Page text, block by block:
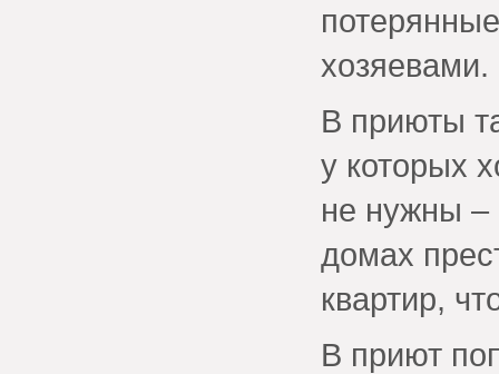
хозяевами.
В приюты
у которых
не нужны –
домах
квартир,
В приют